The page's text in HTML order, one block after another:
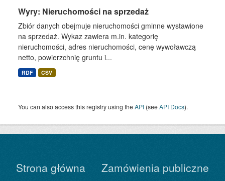
Wyry: Nieruchomości na sprzedaż
Zbiór danych obejmuje nieruchomości gminne wystawione
na sprzedaż. Wykaz zawiera m.in. kategorię
nieruchomości, adres nieruchomości, cenę wywoławczą
netto, powierzchnię gruntu i...
RDF CSV
You can also access this registry using theAPI (seeAPI Docs).
Strona główna Zamówienia publiczne